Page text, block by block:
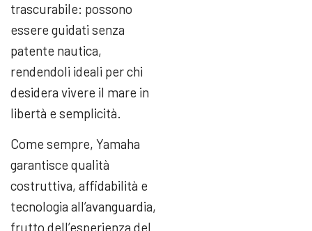
trascurabile: possono
essere guidati senza
patente nautica,
rendendoli ideali per chi
desidera vivere il mare in
libertà e semplicità.
Come sempre, Yamaha
garantisce qualità
costruttiva, affidabilità e
tecnologia all’avanguardia,
frutto dell’esperienza del